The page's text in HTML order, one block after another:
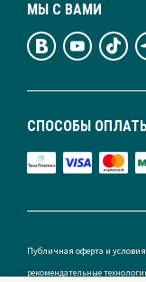
СПОСОБЫ
МЫ С ВАМИ
Публичная оферта и
рекомендательные